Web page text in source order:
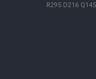
R295 D216 Q145